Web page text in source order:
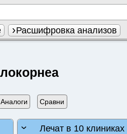
Расшифровка анализов
Аналоги Сравни
Лечат в 10 клиниках